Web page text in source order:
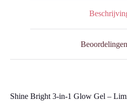
Shine Bright 3-in-1 Glow Gel –